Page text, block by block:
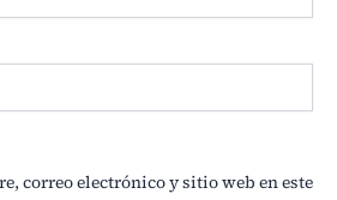
correo electrónico y sitio web en este